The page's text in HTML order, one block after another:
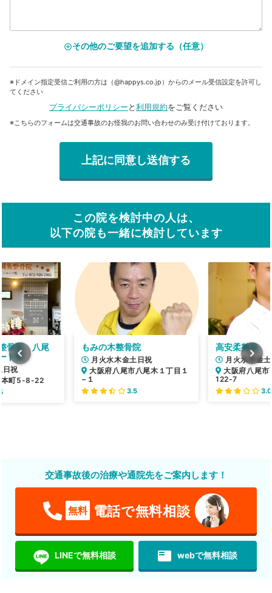
add_circle_outlineその他のご要望を追加する（任意）
※ドメイン指定受信ご利用の方は（@happys.co.jp）からのメール受信設定を許可し
てください
プライバシーポリシーと利用規約をご覧ください
※こちらのフォームは交通事故のお怪我のお問い合わせのみ受け付けております。
この院を検討中の人は、
以下の院も一緒に検討しています
もみの木整骨院
月火水木金土日祝
大阪府八尾市八尾木１丁目１
−１
3.5
高安柔整院
月火水木金
大阪府八尾市
122-7
3.0
骨院 八尾
ド院
日祝
本町5-8-22
交通事故後の治療や通院先をご案内します！
無料 電話で無料相談
LINEで無料相談 featured_play_list webで無料相談